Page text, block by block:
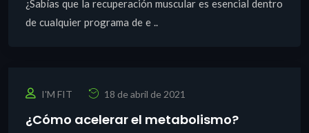
¿Sabías que la recuperación muscular es esencial dentro
de cualquier programa de e ..
I'M FIT 18 de abril de 2021
¿Cómo acelerar el metabolismo?